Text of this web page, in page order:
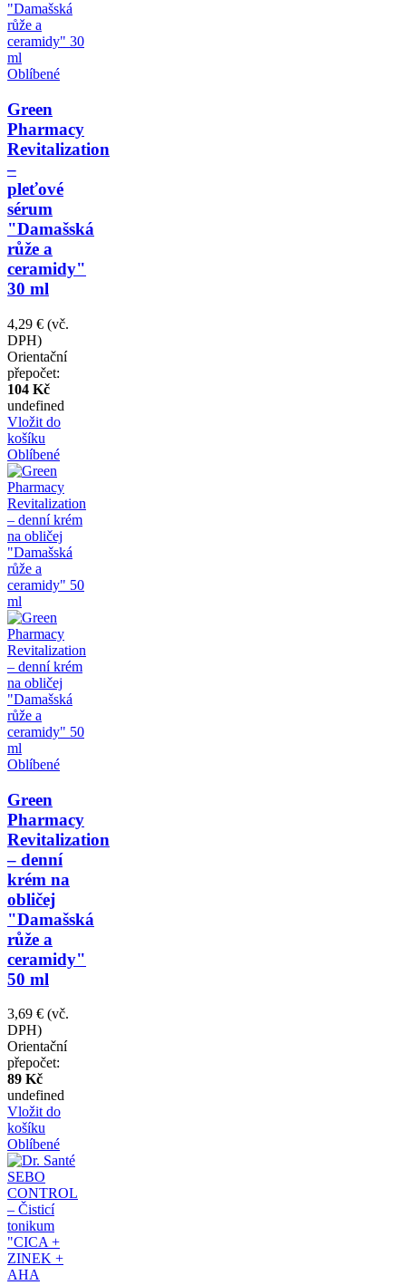
Oblíbené
Green
Pharmacy
Revitalization
–
pleťové
sérum
"Damašská
růže a
ceramidy"
30 ml
4,29 € (vč.
DPH)
Orientační
přepočet:
104 Kč
undefined
Vložit do
košíku
Oblíbené
Oblíbené
Green
Pharmacy
Revitalization
– denní
krém na
obličej
"Damašská
růže a
ceramidy"
50 ml
3,69 € (vč.
DPH)
Orientační
přepočet:
89 Kč
undefined
Vložit do
košíku
Oblíbené